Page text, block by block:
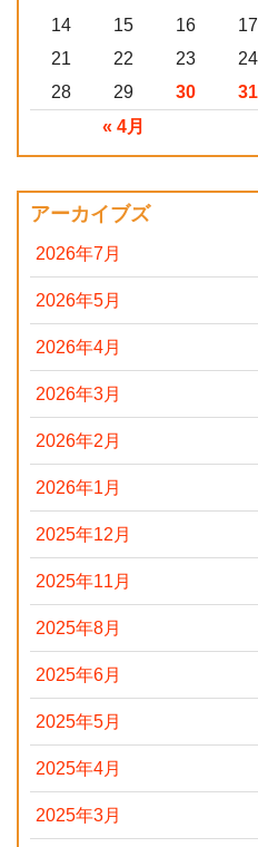
« 4月
14
15 16 17
21
22 23 24
28
29 30 31
アーカイブズ
2026年7月
2026年5月
2026年4月
2026年3月
2026年2月
2026年1月
2025年12月
2025年11月
2025年8月
2025年6月
2025年5月
2025年4月
2025年3月